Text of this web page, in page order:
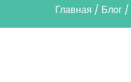
Главная / Блог /